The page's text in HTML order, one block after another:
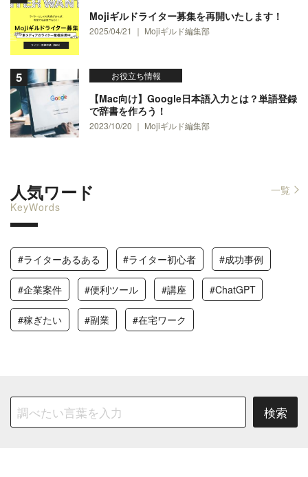
Mojiギルドライター募集を再開いたします！
2025/04/21 ｜ Mojiギルド編集部
お役立ち情報
【Mac向け】Google日本語入力とは？単語登録
で辞書を作ろう！
2023/10/20 ｜ Mojiギルド編集部
人気ワード
KeyWords
一覧
#ライターあるある #ライター初心者 #成功事例
#企業案件 #便利ツール #講座 #ChatGPT
#稼ぎたい #副業 #在宅ワーク